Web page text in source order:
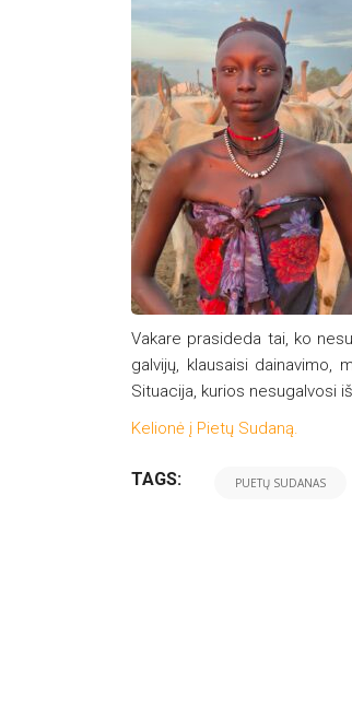
Vakare prasideda tai, ko
galvijų, klausaisi dainavimo,
Situacija, kurios nesugalvosi
Kelionė į Pietų Sudaną.
TAGS: PUETŲ SUDANAS